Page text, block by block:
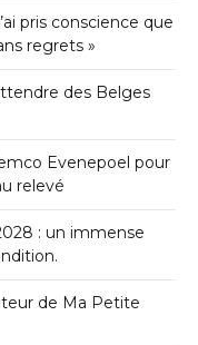
pris conscience que
regrets »
des Belges
Evenepoel pour
relevé
: un immense
de Ma Petite